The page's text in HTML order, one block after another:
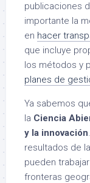
publicaciones
importante la
en hacer
que incluye
los métodos y
planes de
Ya sabemos
la Ciencia
y la innovación
resultados de
pueden
fronteras